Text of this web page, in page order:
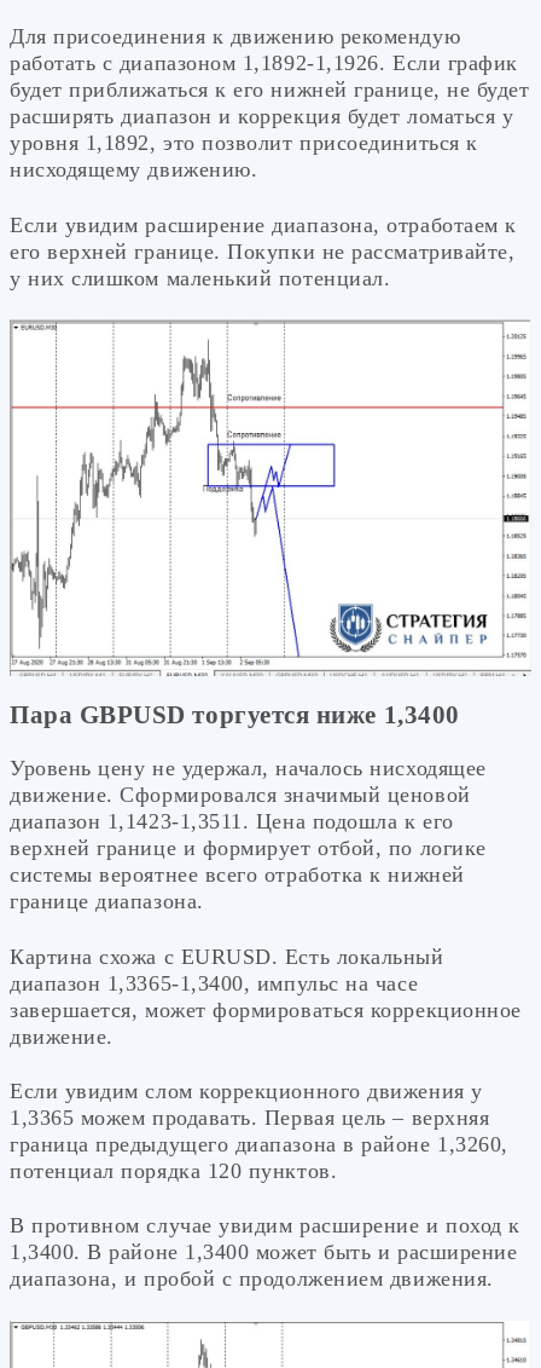
Для присоединения к движению рекомендую
работать с диапазоном 1,1892-1,1926. Если график
будет приближаться к его нижней границе, не будет
расширять диапазон и коррекция будет ломаться у
уровня 1,1892, это позволит присоединиться к
нисходящему движению.
Если увидим расширение диапазона, отработаем к
его верхней границе. Покупки не рассматривайте,
у них слишком маленький потенциал.
Пара GBPUSD торгуется ниже 1,3400
Уровень цену не удержал, началось нисходящее
движение. Сформировался значимый ценовой
диапазон 1,1423-1,3511. Цена подошла к его
верхней границе и формирует отбой, по логике
системы вероятнее всего отработка к нижней
границе диапазона.
Картина схожа с EURUSD. Есть локальный
диапазон 1,3365-1,3400, импульс на часе
завершается, может формироваться коррекционное
движение.
Если увидим слом коррекционного движения у
1,3365 можем продавать. Первая цель – верхняя
граница предыдущего диапазона в районе 1,3260,
потенциал порядка 120 пунктов.
В противном случае увидим расширение и поход к
1,3400. В районе 1,3400 может быть и расширение
диапазона, и пробой с продолжением движения.